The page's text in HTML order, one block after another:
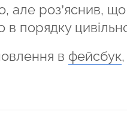
але роз’яснив,
порядку
в фейсбук,